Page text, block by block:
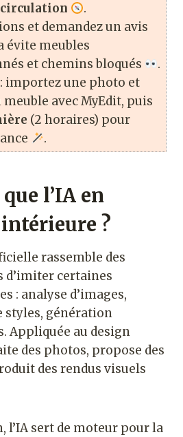
circulation
.
et demandez un avis
évite meubles
et chemins bloqués
.
importez une photo et
avec MyEdit, puis
(2 horaires) pour
.
que l’IA en
?
rassemble des
d’imiter certaines
: analyse d’images,
styles, génération
Appliquée au design
des photos, propose des
des rendus visuels
l’IA sert de moteur pour la